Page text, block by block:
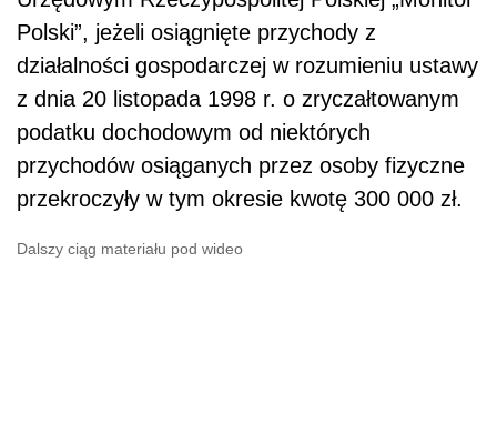
Polski”, jeżeli osiągnięte przychody z
działalności gospodarczej w rozumieniu ustawy
z dnia 20 listopada 1998 r. o zryczałtowanym
podatku dochodowym od niektórych
przychodów osiąganych przez osoby fizyczne
przekroczyły w tym okresie kwotę 300 000 zł.
Dalszy ciąg materiału pod wideo